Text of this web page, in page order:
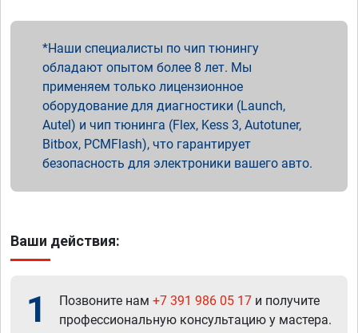
Наши специалисты по чип тюнингу
обладают опытом более 8 лет. Мы
применяем только лицензионное
оборудование для диагностики (Launch,
Autel) и чип тюнинга (Flex, Kess 3, Autotuner,
Bitbox, PCMFlash), что гарантирует
безопасность для электроники вашего авто.
Ваши действия:
1 Позвоните нам +7 391 986 05 17 и получите
профессиональную консультацию у мастера.